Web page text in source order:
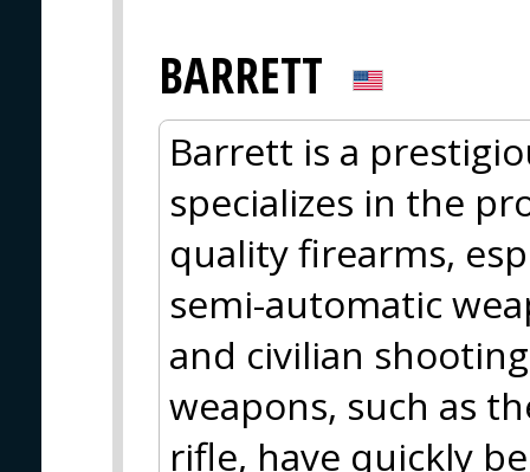
BARRETT
Barrett is a
specializes in the
quality firearms,
semi-automatic
and civilian
weapons, such as
rifle, have quickly